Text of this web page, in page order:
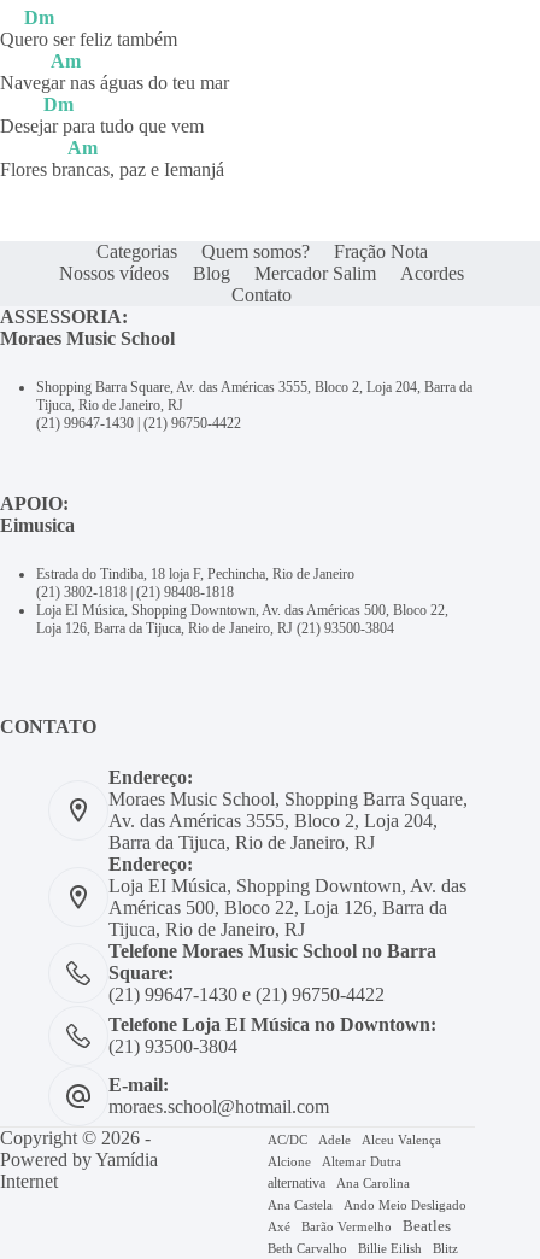
Qu
Dm
ero ser feliz também
Naveg
Am
ar nas águas do teu mar
Desej
Dm
ar para tudo que vem
Flores br
Am
ancas, paz e Iemanjá
Categorias Quem somos?
Fração Nota
Nossos vídeos
Blog Mercador Salim
Acordes
Contato
ASSESSORIA:
Moraes Music School
Shopping Barra Square, Av. das Américas 3555, Bloco 2, Loja 204, Barra da
Tijuca, Rio de Janeiro, RJ
(21) 99647-1430 (21) 96750-4422
APOIO:
Eimusica
Estrada do Tindiba, 18 loja F, Pechincha, Rio de Janeiro
(21) 3802-1818 (21) 98408-1818
Loja EI Música, Shopping Downtown, Av. das Américas 500, Bloco 22,
Loja 126, Barra da Tijuca, Rio de Janeiro, RJ (21) 93500-3804
CONTATO
Endereço:
Moraes Music School, Shopping Barra Square,
Av. das Américas 3555, Bloco 2, Loja 204,
Barra da Tijuca, Rio de Janeiro, RJ
Endereço:
Loja EI Música, Shopping Downtown, Av. das
Américas 500, Bloco 22, Loja 126, Barra da
Tijuca, Rio de Janeiro, RJ
Telefone Moraes Music School no Barra
Square:
(21) 99647-1430 e (21) 96750-4422
Telefone Loja EI Música no Downtown:
(21) 93500-3804
E-mail:
moraes.school@hotmail.com
Copyright © 2026 -
Powered byYamídia
Internet
AC/DC Adele
Alceu Valença
Alcione
Altemar Dutra
alternativa
Ana Carolina
Ana Castela
Ando Meio Desligado
Axé Barão Vermelho Beatles
Beth Carvalho Billie Eilish
Blitz